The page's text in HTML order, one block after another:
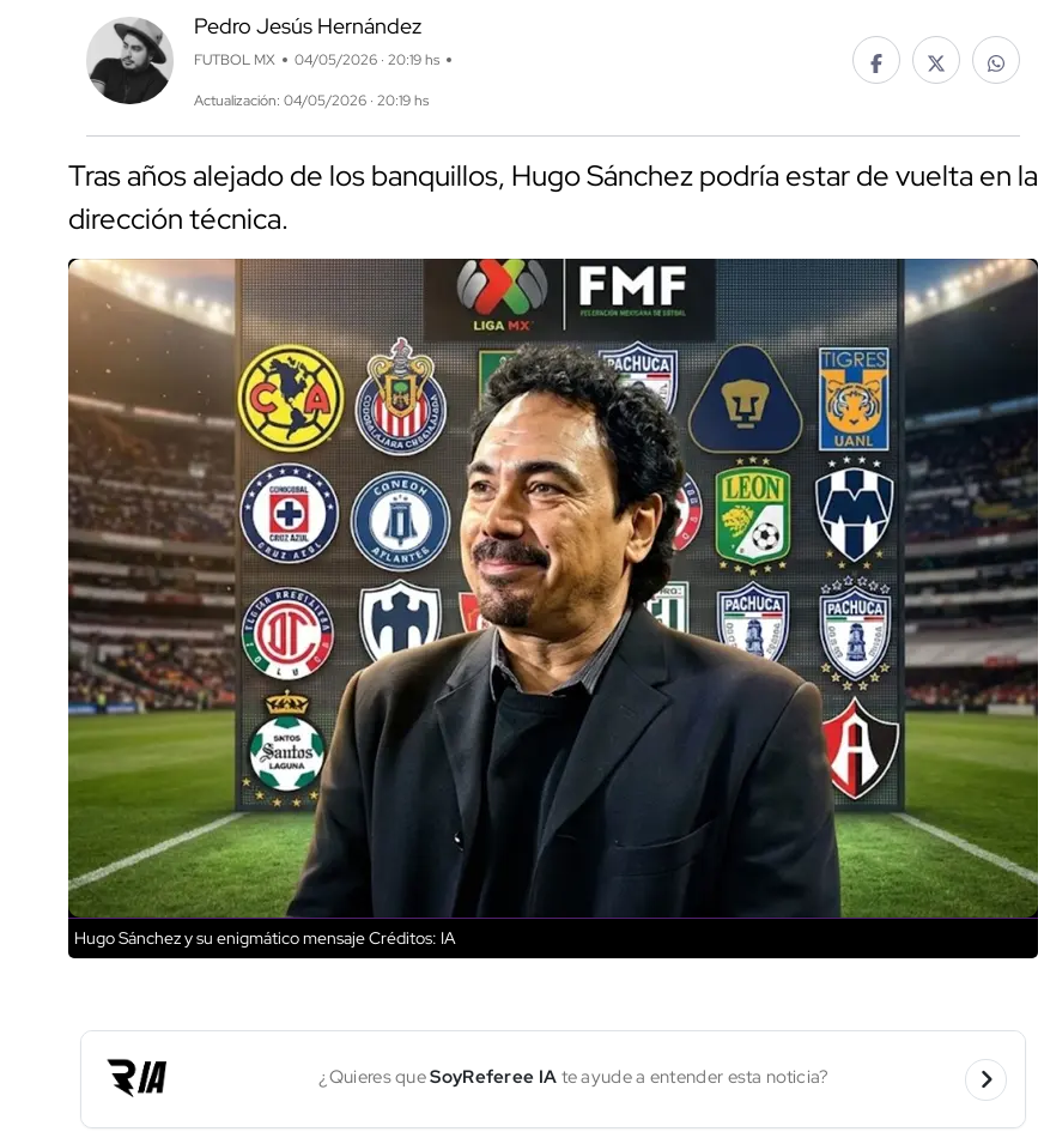
Pedro Jesús Hernández
FUTBOL MX 04/05/2026 · 20:19 hs
Actualización: 04/05/2026 · 20:19 hs
Tras años alejado de los banquillos, Hugo Sánchez podría estar de vuelta en la
dirección técnica.
Hugo Sánchez y su enigmático mensajeCréditos: IA
¿Quieres queSoyReferee IA te ayude a entender esta noticia?